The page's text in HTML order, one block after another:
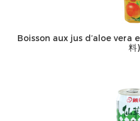
Boisson aux jus d’aloe vera
料)